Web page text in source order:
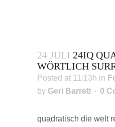
24 JULI 24IQ
WÖRTLICH
Posted at 11:13h in
by Geri Barreti 0
quadratisch die welt